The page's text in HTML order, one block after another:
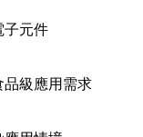
子元件
級應用需求